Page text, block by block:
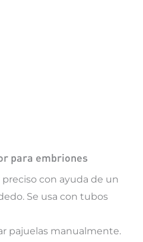
para embriones
con ayuda de un
Se usa con tubos
pajuelas manualmente.